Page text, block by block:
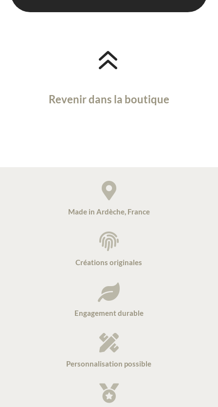
6
Revenir dans la boutique

Made in Ardèche, France

Créations originales

Engagement durable

Personnalisation possible
